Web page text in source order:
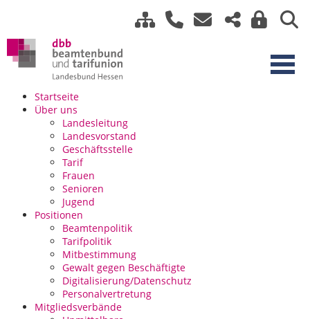
Startseite
Über uns
Landesleitung
Landesvorstand
Geschäftsstelle
Tarif
Frauen
Senioren
Jugend
Positionen
Beamtenpolitik
Tarifpolitik
Mitbestimmung
Gewalt gegen Beschäftigte
Digitalisierung/Datenschutz
Personalvertretung
Mitgliedsverbände